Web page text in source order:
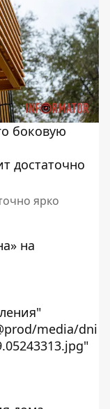
боковую
достаточно
ярко
на
media/dni